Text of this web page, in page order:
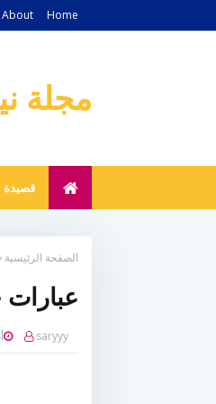
Home
About
مجلة
الصفحة الرئيسية
saryyy